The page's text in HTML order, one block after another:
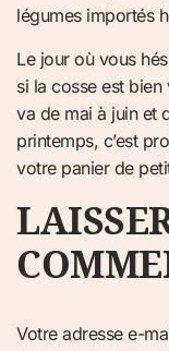
légumes importés
Le jour où vous
si la cosse est
va de mai à juin et
printemps, c’est
votre panier de
Votre adresse e-